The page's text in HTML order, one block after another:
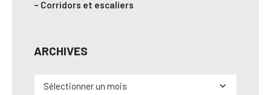
– Corridors et escaliers
ARCHIVES
Archives